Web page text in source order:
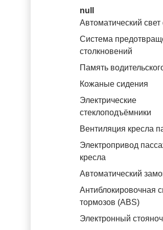
null
Автоматический
Система
столкновений
Память
Кожаные сидения
Электрические
стеклоподъёмники
Вентиляция кресла
Электропривод
кресла
Автоматический
Антиблокировочная
тормозов (ABS)
Электронный